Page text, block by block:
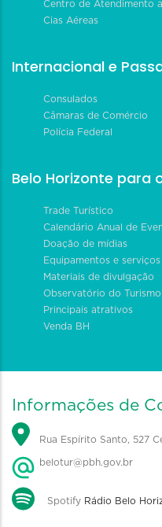
Centro de Atendimento
Cias Aéreas
Internacional e
Consulados
Câmaras de Comércio
Polícia Federal
Belo Horizonte para
Trade Turístico
Calendário Anual de
Doação de mídias
Equipamentos e serviços
Materiais de divulgação
Observatório do Turismo
Principais atrativos
Venda BH
Informações de
Rua Espírito Santo, 527
belotur@pbh.gov.br
Spotify Rádio Belo